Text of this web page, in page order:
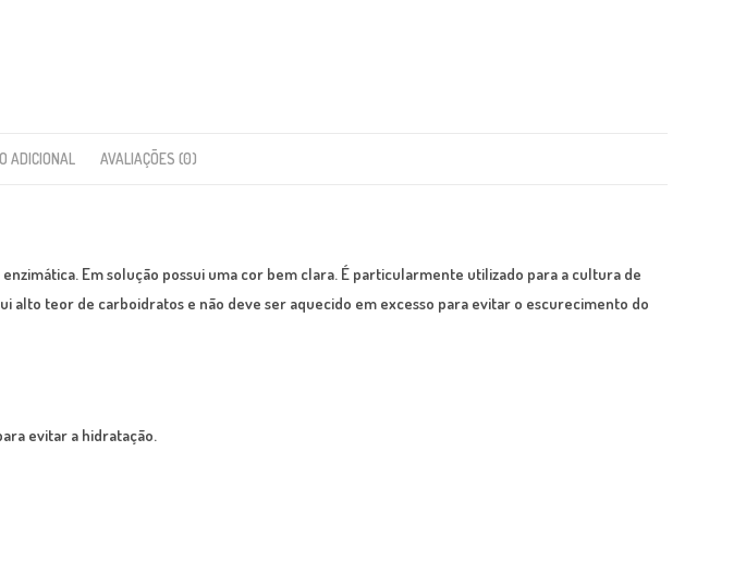
ADICIONAL AVALIAÇÕES (0)
Em solução possui uma cor bem clara. É particularmente utilizado para a cultura de
alto teor de carboidratos e não deve ser aquecido em excesso para evitar o escurecimento do
evitar a hidratação.